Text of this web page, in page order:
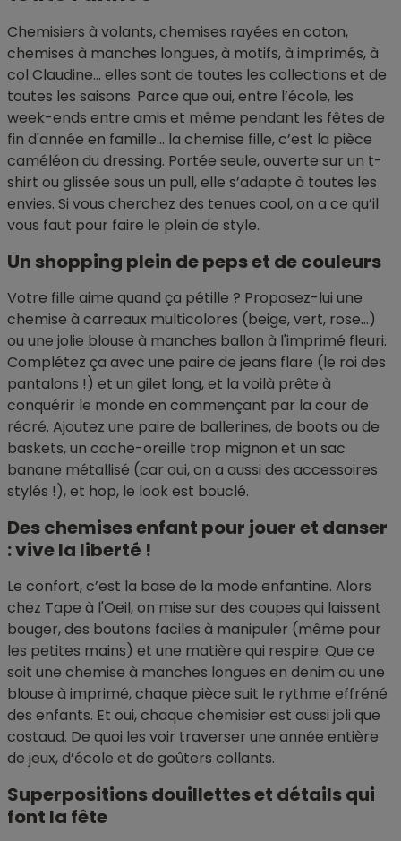
Chemisiers à volants, chemises rayées en coton,
chemises à manches longues, à motifs, à imprimés, à
col Claudine… elles sont de toutes les collections et de
toutes les saisons. Parce que oui, entre l’école, les
week-ends entre amis et même pendant les fêtes de
fin d'année en famille... la chemise fille, c’est la pièce
caméléon du dressing. Portée seule, ouverte sur un t-
shirt ou glissée sous un pull, elle s’adapte à toutes les
envies. Si vous cherchez des tenues cool, on a ce qu’il
vous faut pour faire le plein de style.
Un shopping plein de peps et de couleurs
Votre fille aime quand ça pétille ? Proposez-lui une
chemise à carreaux multicolores (beige, vert, rose…)
ou une jolie blouse à manches ballon à l'imprimé fleuri.
Complétez ça avec une paire de jeans flare (le roi des
pantalons !) et un gilet long, et la voilà prête à
conquérir le monde en commençant par la cour de
récré. Ajoutez une paire de ballerines, de boots ou de
baskets, un cache-oreille trop mignon et un sac
banane métallisé (car oui, on a aussi des accessoires
stylés !), et hop, le look est bouclé.
Des chemises enfant pour jouer et danser
: vive la liberté !
Le confort, c’est la base de la mode enfantine. Alors
chez Tape à l'Oeil, on mise sur des coupes qui laissent
bouger, des boutons faciles à manipuler (même pour
les petites mains) et une matière qui respire. Que ce
soit une chemise à manches longues en denim ou une
blouse à imprimé, chaque pièce suit le rythme effréné
des enfants. Et oui, chaque chemisier est aussi joli que
costaud. De quoi les voir traverser une année entière
de jeux, d’école et de goûters collants.
Superpositions douillettes et détails qui
font la fête